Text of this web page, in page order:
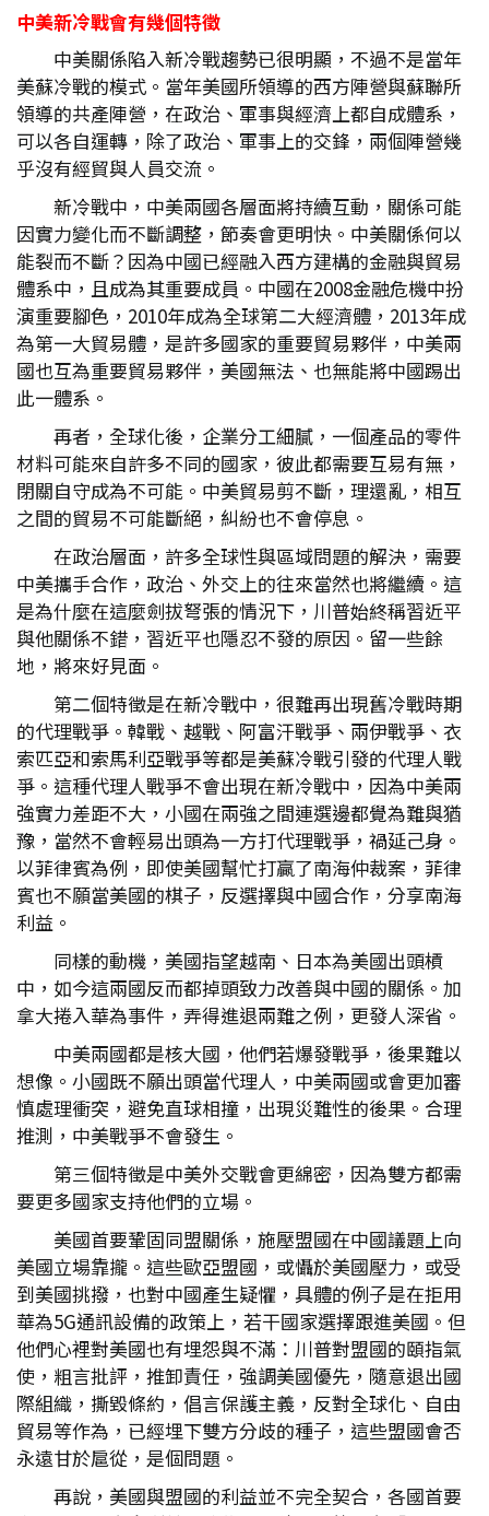
中美新冷戰會有幾個特徵
中美關係陷入新冷戰趨勢已很明顯，不過不是當年
美蘇冷戰的模式。當年美國所領導的西方陣營與蘇聯所
領導的共產陣營，在政治、軍事與經濟上都自成體系，
可以各自運轉，除了政治、軍事上的交鋒，兩個陣營幾
乎沒有經貿與人員交流。
新冷戰中，中美兩國各層面將持續互動，關係可能
因實力變化而不斷調整，節奏會更明快。中美關係何以
能裂而不斷？因為中國已經融入西方建構的金融與貿易
體系中，且成為其重要成員。中國在2008金融危機中扮
演重要腳色，2010年成為全球第二大經濟體，2013年成
為第一大貿易體，是許多國家的重要貿易夥伴，中美兩
國也互為重要貿易夥伴，美國無法、也無能將中國踢出
此一體系。
再者，全球化後，企業分工細膩，一個產品的零件
材料可能來自許多不同的國家，彼此都需要互易有無，
閉關自守成為不可能。中美貿易剪不斷，理還亂，相互
之間的貿易不可能斷絕，糾紛也不會停息。
在政治層面，許多全球性與區域問題的解決，需要
中美攜手合作，政治、外交上的往來當然也將繼續。這
是為什麼在這麼劍拔弩張的情況下，川普始終稱習近平
與他關係不錯，習近平也隱忍不發的原因。留一些餘
地，將來好見面。
第二個特徵是在新冷戰中，很難再出現舊冷戰時期
的代理戰爭。韓戰、越戰、阿富汗戰爭、兩伊戰爭、衣
索匹亞和索馬利亞戰爭等都是美蘇冷戰引發的代理人戰
爭。這種代理人戰爭不會出現在新冷戰中，因為中美兩
強實力差距不大，小國在兩強之間連選邊都覺為難與猶
豫，當然不會輕易出頭為一方打代理戰爭，禍延己身。
以菲律賓為例，即使美國幫忙打贏了南海仲裁案，菲律
賓也不願當美國的棋子，反選擇與中國合作，分享南海
利益。
同樣的動機，美國指望越南、日本為美國出頭槓
中，如今這兩國反而都掉頭致力改善與中國的關係。加
拿大捲入華為事件，弄得進退兩難之例，更發人深省。
中美兩國都是核大國，他們若爆發戰爭，後果難以
想像。小國既不願出頭當代理人，中美兩國或會更加審
慎處理衝突，避免直球相撞，出現災難性的後果。合理
推測，中美戰爭不會發生。
第三個特徵是中美外交戰會更綿密，因為雙方都需
要更多國家支持他們的立場。
美國首要鞏固同盟關係，施壓盟國在中國議題上向
美國立場靠攏。這些歐亞盟國，或懾於美國壓力，或受
到美國挑撥，也對中國產生疑懼，具體的例子是在拒用
華為5G通訊設備的政策上，若干國家選擇跟進美國。但
他們心裡對美國也有埋怨與不滿：川普對盟國的頤指氣
使，粗言批評，推卸責任，強調美國優先，隨意退出國
際組織，撕毀條約，倡言保護主義，反對全球化、自由
貿易等作為，已經埋下雙方分歧的種子，這些盟國會否
永遠甘於扈從，是個問題。
再說，美國與盟國的利益並不完全契合，各國首要